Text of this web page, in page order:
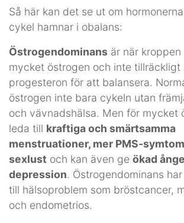
Så här kan det se ut om
cykel hamnar i obalans:
Östrogendominans är när
mycket östrogen och inte tillräckligt
progesteron för att balansera.
östrogen inte bara cykeln utan
och vävnadshälsa. Men för mycket
leda till kraftiga och smärtsamma
menstruationer, mer PMS-
sexlust och kan även ge ökad
depression. Östrogendominans
till hälsoproblem som bröstcancer,
och endometrios.